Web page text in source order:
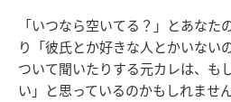
「いつなら空いてる？」とあな
り「彼氏とか好きな人とかいない
ついて聞いたりする元カレは、も
い」と思っているのかもしれません